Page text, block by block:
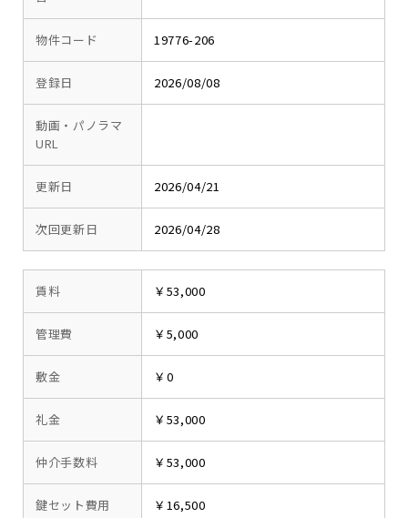
物件コード 19776-206
登録日 2026/08/08
動画・パノラマ
URL
更新日 2026/04/21
次回更新日 2026/04/28
賃料 ￥53,000
管理費 ￥5,000
敷金 ￥0
礼金 ￥53,000
仲介手数料 ￥53,000
鍵セット費用 ￥16,500